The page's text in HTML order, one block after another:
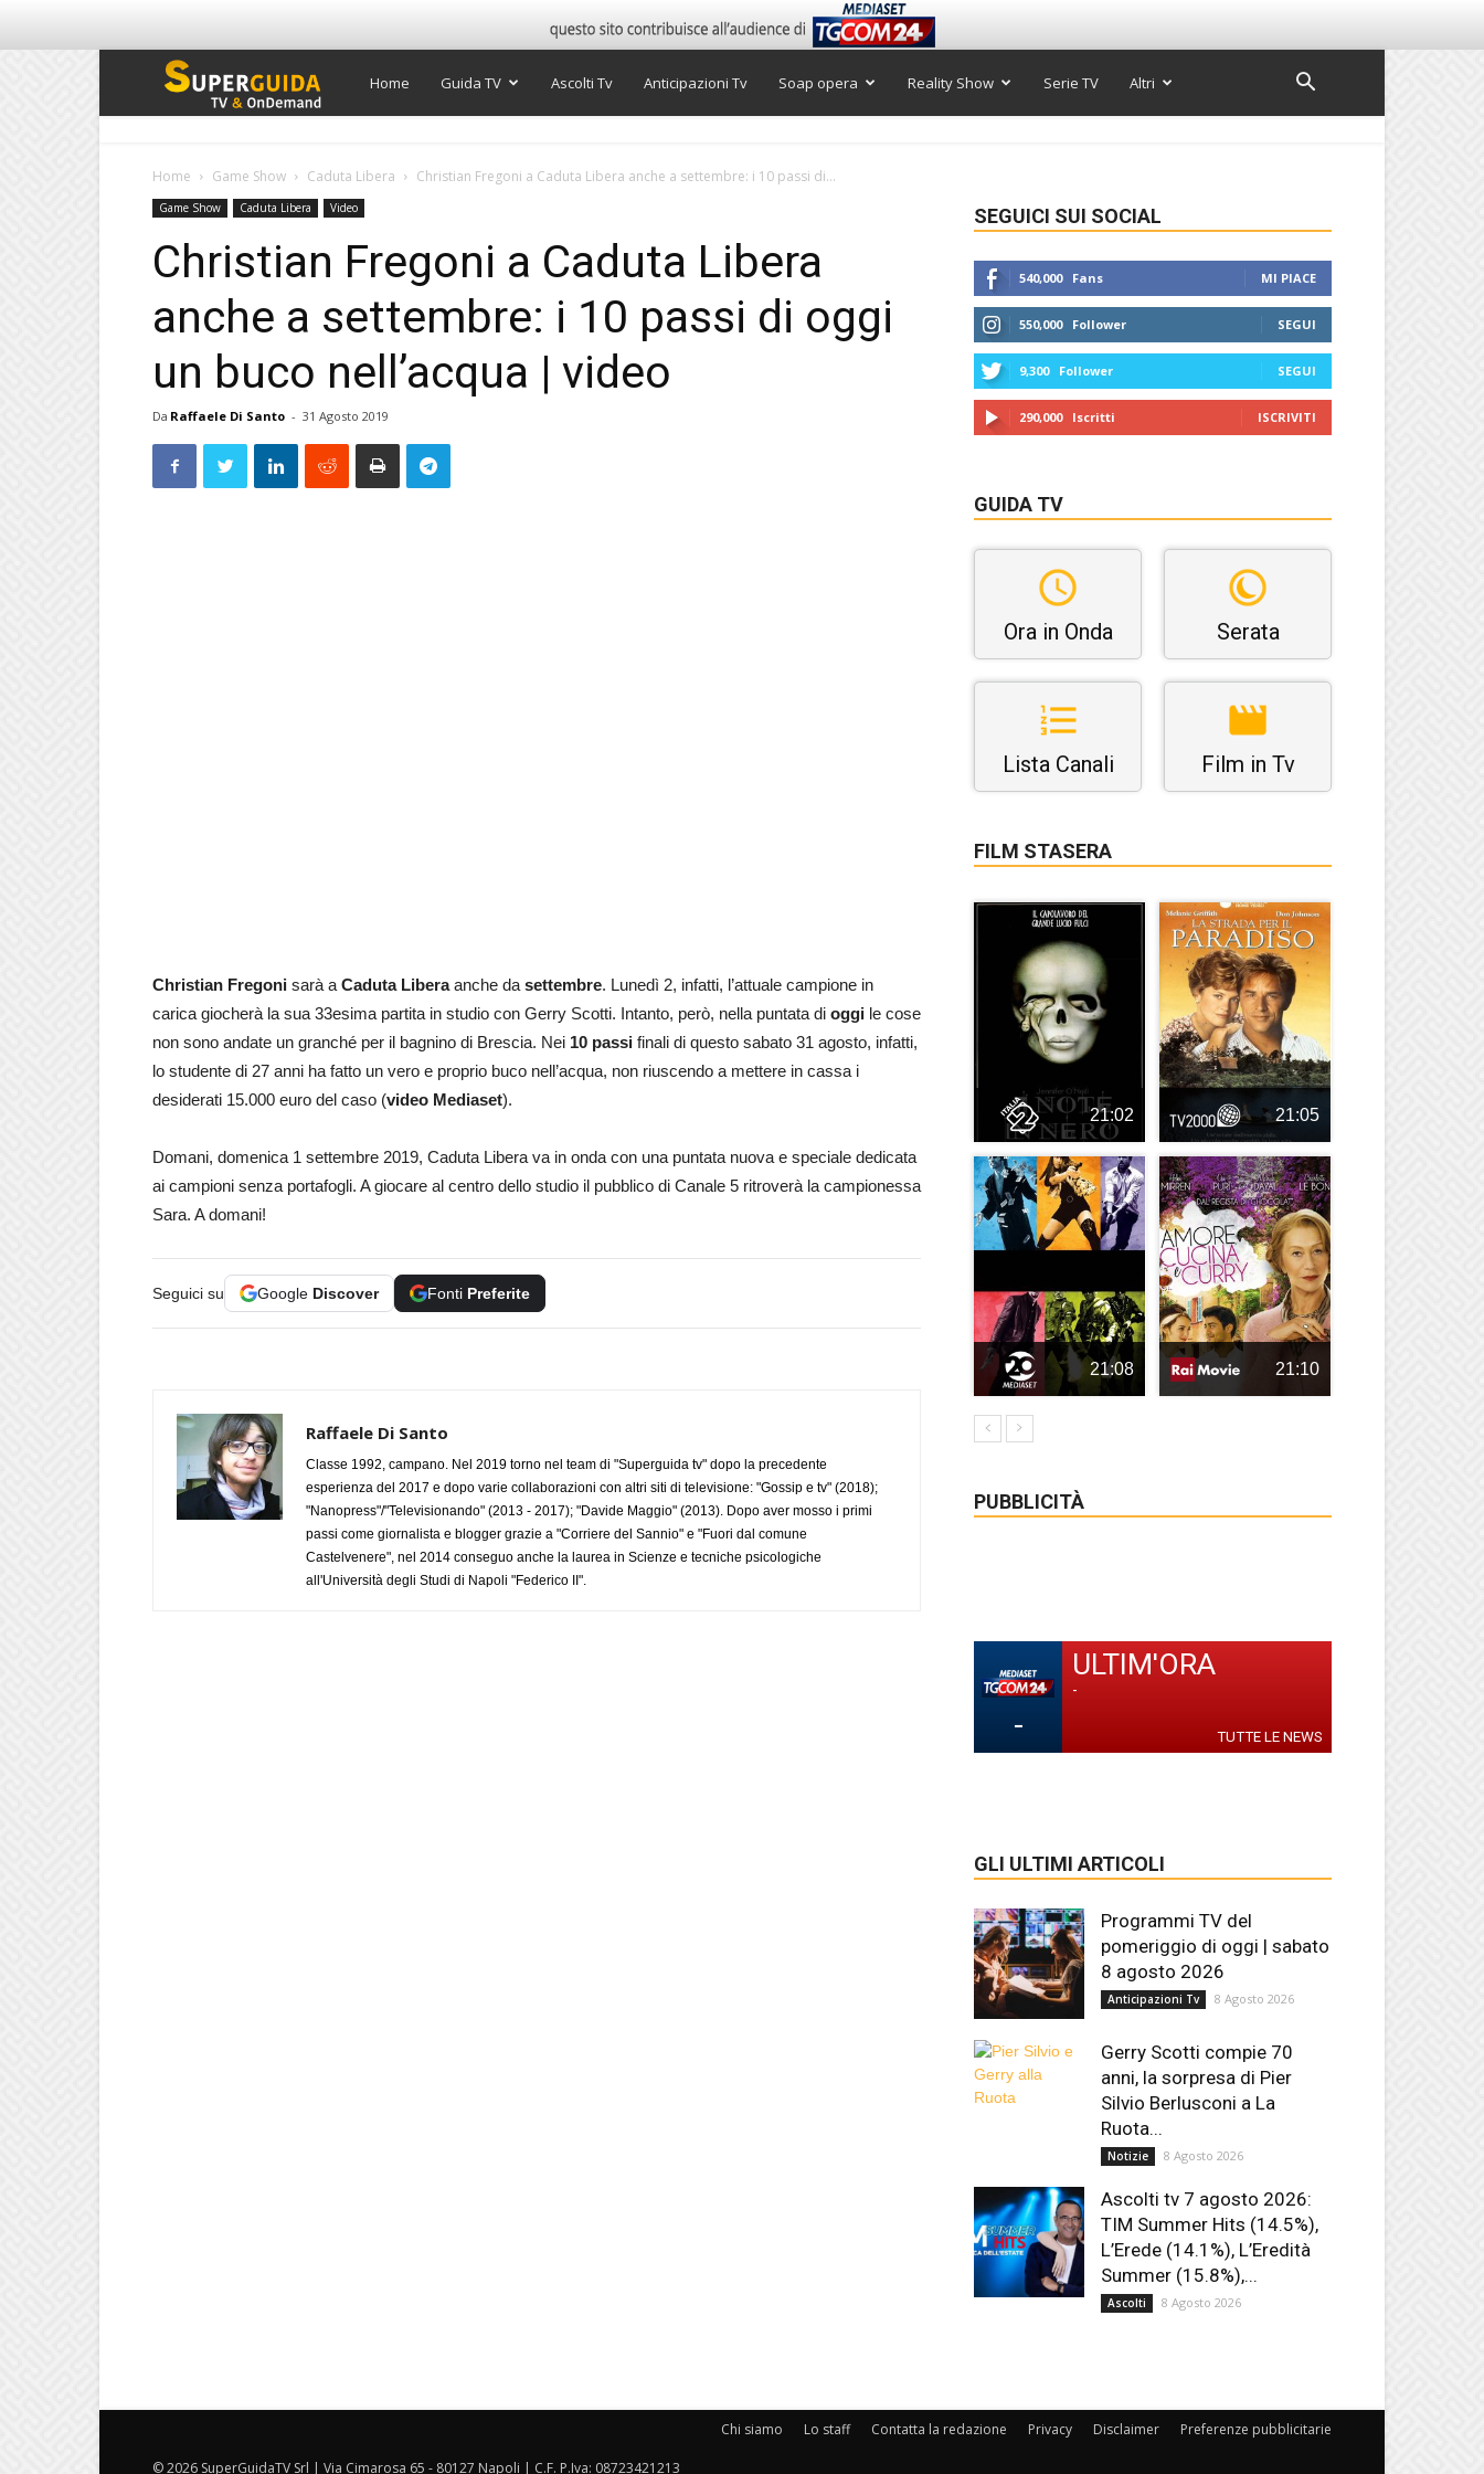
Super
TV
Home Guida TV Ascolti Tv Anticipazioni Tv Soap opera Reality Show Serie TV Altri
Home Game Show Caduta Libera Christian Fregoni a Caduta Libera anche a settembre: i 10 passi di...
Game Show Caduta Libera Video
Christian Fregoni a Caduta Libera
anche a settembre: i 10 passi di oggi
un buco nell’acqua | video
Da Raffaele Di Santo - 31 Agosto 2019
Christian Fregoni sarà a Caduta Liberaanche da settembre. Lunedì 2, infatti, l’attuale campione in
carica giocherà la sua 33esima partita in studio con Gerry Scotti. Intanto, però, nella puntata di oggi le cose
non sono andate un granché per il bagnino di Brescia. Nei 10 passi finali di questo sabato 31 agosto, infatti,
lo studente di 27 anni ha fatto un vero e proprio buco nell’acqua, non riuscendo a mettere in cassa i
desiderati 15.000 euro del caso (video Mediaset).
Domani, domenica 1 settembre 2019, Caduta Libera va in onda con una puntata nuova e speciale dedicata
ai campioni senza portafogli. A giocare al centro dello studio il pubblico di Canale 5 ritroverà la campionessa
Sara. A domani!
Seguici su Google Discover Fonti Preferite
Raffaele Di Santo
Classe 1992, campano. Nel 2019 torno nel team di "Superguida tv" dopo la precedente
esperienza del 2017 e dopo varie collaborazioni con altri siti di televisione: "Gossip e tv" (2018);
"Nanopress"/"Televisionando" (2013 - 2017); "Davide Maggio" (2013). Dopo aver mosso i primi
passi come giornalista e blogger grazie a "Corriere del Sannio" e "Fuori dal comune
Castelvenere", nel 2014 conseguo anche la laurea in Scienze e tecniche psicologiche
all'Università degli Studi di Napoli "Federico II".
SEGUICI SUI SOCIAL
540,000 Fans MI PIACE
550,000 Follower SEGUI
9,300 Follower SEGUI
290,000 Iscritti ISCRIVITI
GUIDA TV
Ora in Onda Serata
Lista Canali Film in Tv
FILM STASERA
21:02 21:05
21:08 21:10
PUBBLICITÀ
-
ULTIM'ORA
-
TUTTE LE NEWS
GLI ULTIMI ARTICOLI
Programmi TV del
pomeriggio di oggi | sabato
8 agosto 2026
Anticipazioni Tv 8 Agosto 2026
Gerry Scotti compie 70
anni, la sorpresa di Pier
Silvio Berlusconi a La
Ruota...
Notizie 8 Agosto 2026
Ascolti tv 7 agosto 2026:
TIM Summer Hits (14.5%),
L’Erede (14.1%), L’Eredità
Summer (15.8%),...
Ascolti 8 Agosto 2026
Chi siamo Lo staff Contatta la redazione Privacy Disclaimer Preferenze pubblicitarie
© 2026 SuperGuidaTV Srl | Via Cimarosa 65 - 80127 Napoli | C.F. P.Iva: 08723421213